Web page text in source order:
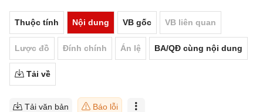
Thuộc tính Nội dung VB gốc VB liên quan
Lược đồ Đính chính Án lệ BA/QĐ cùng nội dung
Tải về
Tải văn bản Báo lỗi